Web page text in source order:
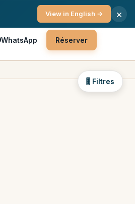
WhatsApp Réserver
🎚 Filtres
View in English → ×